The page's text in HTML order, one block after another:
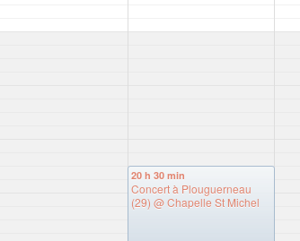
20 h 30 min
Concert à Plouguerneau
(29) @ Chapelle St Michel